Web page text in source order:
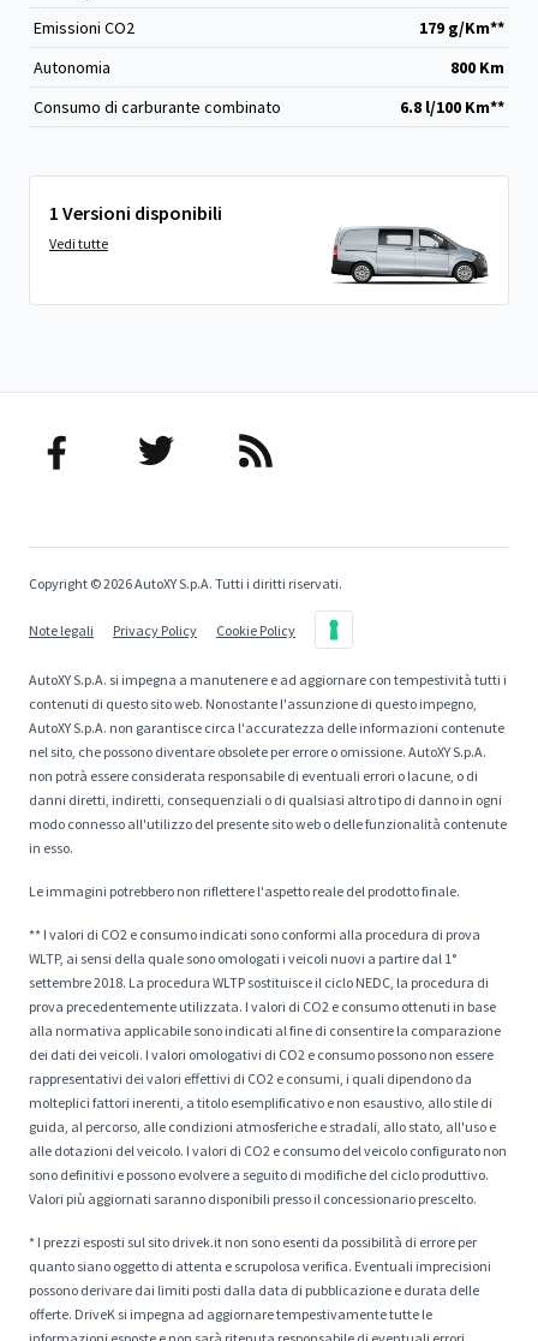
Emissioni CO2
179 g/Km**
Autonomia
800 Km
Consumo di carburante combinato
6.8 l/100 Km**
1 Versioni disponibili
Vedi tutte
Copyright © 2026 AutoXY S.p.A. Tutti i diritti riservati.
Note legali Privacy Policy Cookie Policy
AutoXY S.p.A. si impegna a manutenere e ad aggiornare con tempestività tutti i
contenuti di questo sito web. Nonostante l'assunzione di questo impegno,
AutoXY S.p.A. non garantisce circa l'accuratezza delle informazioni contenute
nel sito, che possono diventare obsolete per errore o omissione. AutoXY S.p.A.
non potrà essere considerata responsabile di eventuali errori o lacune, o di
danni diretti, indiretti, consequenziali o di qualsiasi altro tipo di danno in ogni
modo connesso all'utilizzo del presente sito web o delle funzionalità contenute
in esso.
Le immagini potrebbero non riflettere l'aspetto reale del prodotto finale.
** I valori di CO2 e consumo indicati sono conformi alla procedura di prova
WLTP, ai sensi della quale sono omologati i veicoli nuovi a partire dal 1°
settembre 2018. La procedura WLTP sostituisce il ciclo NEDC, la procedura di
prova precedentemente utilizzata. I valori di CO2 e consumo ottenuti in base
alla normativa applicabile sono indicati al fine di consentire la comparazione
dei dati dei veicoli. I valori omologativi di CO2 e consumo possono non essere
rappresentativi dei valori effettivi di CO2 e consumi, i quali dipendono da
molteplici fattori inerenti, a titolo esemplificativo e non esaustivo, allo stile di
guida, al percorso, alle condizioni atmosferiche e stradali, allo stato, all'uso e
alle dotazioni del veicolo. I valori di CO2 e consumo del veicolo configurato non
sono definitivi e possono evolvere a seguito di modifiche del ciclo produttivo.
Valori più aggiornati saranno disponibili presso il concessionario prescelto.
* I prezzi esposti sul sito drivek.it non sono esenti da possibilità di errore per
quanto siano oggetto di attenta e scrupolosa verifica. Eventuali imprecisioni
possono derivare dai limiti posti dalla data di pubblicazione e durata delle
offerte. DriveK si impegna ad aggiornare tempestivamente tutte le